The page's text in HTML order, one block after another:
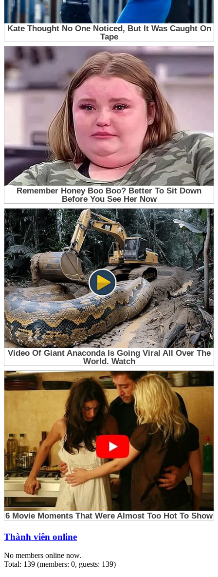
Thành viên online
No members online now.
Total: 139 (members: 0, guests: 139)